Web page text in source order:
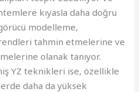
kıyasla daha doğru
modelleme,
tahmin etmelerine ve
olanak tanıyor.
YZ teknikleri ise, özellikle
daha da yüksek